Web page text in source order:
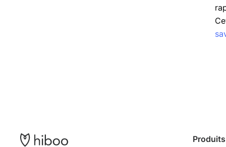
Produits